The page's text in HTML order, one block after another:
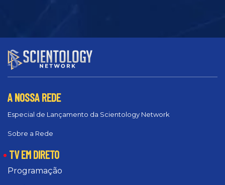
A NOSSA REDE
Especial de Lançamento da Scientology Network
Sobre a Rede
TV EM DIRETO
Programação